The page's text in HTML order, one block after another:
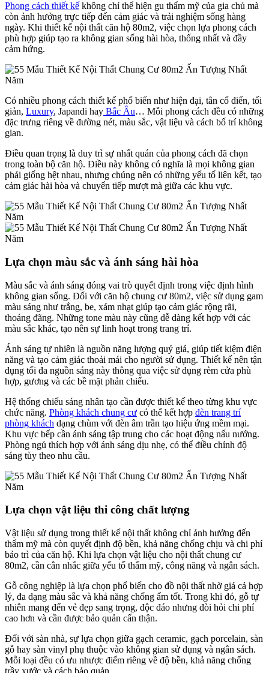
Phong cách thiết kế không chỉ thể hiện gu thẩm mỹ của gia chủ mà
còn ảnh hưởng trực tiếp đến cảm giác và trải nghiệm sống hàng
ngày. Khi thiết kế nội thất căn hộ 80m2, việc chọn lựa phong cách
phù hợp giúp tạo ra không gian sống hài hòa, thống nhất và đầy
cảm hứng.
Có nhiều phong cách thiết kế phổ biến như hiện đại, tân cổ điển, tối
giản, Luxury, Japandi hay Bắc Âu… Mỗi phong cách đều có những
đặc trưng riêng về đường nét, màu sắc, vật liệu và cách bố trí không
gian.
Điều quan trọng là duy trì sự nhất quán của phong cách đã chọn
trong toàn bộ căn hộ. Điều này không có nghĩa là mọi không gian
phải giống hệt nhau, nhưng chúng nên có những yếu tố liên kết, tạo
cảm giác hài hòa và chuyển tiếp mượt mà giữa các khu vực.
Lựa chọn màu sắc và ánh sáng hài hòa
Màu sắc và ánh sáng đóng vai trò quyết định trong việc định hình
không gian sống. Đối với căn hộ chung cư 80m2, việc sử dụng gam
màu sáng như trắng, be, xám nhạt giúp tạo cảm giác rộng rãi,
thoáng đãng. Những tone màu này cũng dễ dàng kết hợp với các
màu sắc khác, tạo nên sự linh hoạt trong trang trí.
Ánh sáng tự nhiên là nguồn năng lượng quý giá, giúp tiết kiệm điện
năng và tạo cảm giác thoải mái cho người sử dụng. Thiết kế nên tận
dụng tối đa nguồn sáng này thông qua việc sử dụng rèm cửa phù
hợp, gương và các bề mặt phản chiếu.
Hệ thống chiếu sáng nhân tạo cần được thiết kế theo từng khu vực
chức năng. Phòng khách chung cư có thể kết hợp đèn trang trí
phòng khách dạng chùm với đèn âm trần tạo hiệu ứng mềm mại.
Khu vực bếp cần ánh sáng tập trung cho các hoạt động nấu nướng.
Phòng ngủ thích hợp với ánh sáng dịu nhẹ, có thể điều chỉnh độ
sáng tùy theo nhu cầu.
Lựa chọn vật liệu thi công chất lượng
Vật liệu sử dụng trong thiết kế nội thất không chỉ ảnh hưởng đến
thẩm mỹ mà còn quyết định độ bền, khả năng chống chịu và chi phí
bảo trì của căn hộ. Khi lựa chọn vật liệu cho nội thất chung cư
80m2, cần cân nhắc giữa yếu tố thẩm mỹ, công năng và ngân sách.
Gỗ công nghiệp là lựa chọn phổ biến cho đồ nội thất nhờ giá cả hợp
lý, đa dạng màu sắc và khả năng chống ẩm tốt. Trong khi đó, gỗ tự
nhiên mang đến vẻ đẹp sang trọng, độc đáo nhưng đòi hỏi chi phí
cao hơn và cần được bảo quản cẩn thận.
Đối với sàn nhà, sự lựa chọn giữa gạch ceramic, gạch porcelain, sàn
gỗ hay sàn vinyl phụ thuộc vào không gian sử dụng và ngân sách.
Mỗi loại đều có ưu nhược điểm riêng về độ bền, khả năng chống